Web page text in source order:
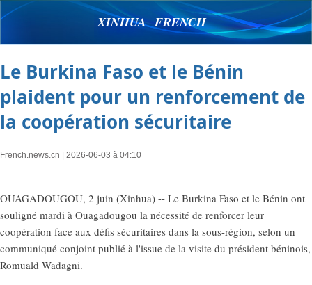
XINHUA FRENCH
Le Burkina Faso et le Bénin
plaident pour un renforcement de
la coopération sécuritaire
French.news.cn | 2026-06-03 à 04:10
OUAGADOUGOU, 2 juin (Xinhua) -- Le Burkina Faso et le Bénin ont
souligné mardi à Ouagadougou la nécessité de renforcer leur
coopération face aux défis sécuritaires dans la sous-région, selon un
communiqué conjoint publié à l'issue de la visite du président béninois,
Romuald Wadagni.